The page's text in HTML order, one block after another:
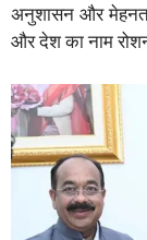
अनुशासन और मेहनत
और देश का नाम